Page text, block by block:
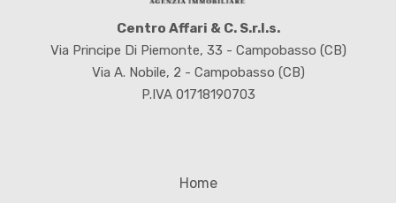
Centro Affari & C. S.r.l.s.
Via Principe Di Piemonte, 33 - Campobasso (CB)
Via A. Nobile, 2 - Campobasso (CB)
P.IVA 01718190703
Home